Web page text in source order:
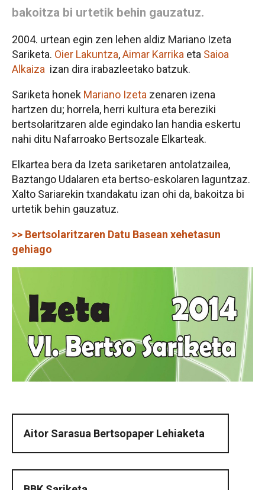
bakoitza bi urtetik behin gauzatuz.
2004. urtean egin zen lehen aldiz Mariano Izeta
Sariketa. Oier Lakuntza,Aimar Karrika eta Saioa
Alkaiza izan dira irabazleetako batzuk.
Sariketa honek Mariano Izeta zenaren izena
hartzen du; horrela, herri kultura eta bereziki
bertsolaritzaren alde egindako lan handia eskertu
nahi ditu Nafarroako Bertsozale Elkarteak.
Elkartea bera da Izeta sariketaren antolatzailea,
Baztango Udalaren eta bertso-eskolaren laguntzaz.
Xalto Sariarekin txandakatu izan ohi da, bakoitza bi
urtetik behin gauzatuz.
>> Bertsolaritzaren Datu Basean xehetasun
gehiago
Aitor Sarasua Bertsopaper Lehiaketa